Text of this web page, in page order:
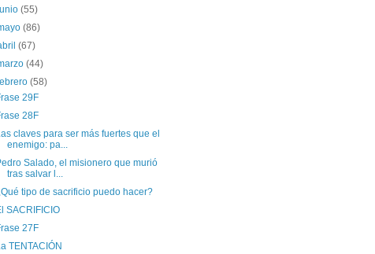
(55)
(86)
(67)
(44)
(58)
29F
28F
claves para ser más fuertes que el
enemigo: pa...
Salado, el misionero que murió
tras salvar l...
tipo de sacrificio puedo hacer?
SACRIFICIO
27F
TENTACIÓN